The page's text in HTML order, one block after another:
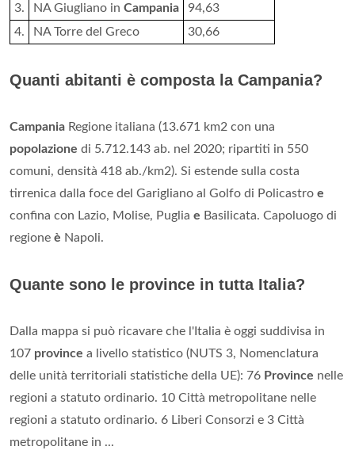
3.
NA Giugliano in Campania
94,63
4.
NA Torre del Greco 30,66
Quanti abitanti è composta la Campania?
Campania Regione italiana (13.671 km2 con una
popolazione di 5.712.143 ab. nel 2020; ripartiti in 550
comuni, densità 418 ab./km2). Si estende sulla costa
tirrenica dalla foce del Garigliano al Golfo di Policastro e
confina con Lazio, Molise, Puglia e Basilicata. Capoluogo di
regione è Napoli.
Quante sono le province in tutta Italia?
Dalla mappa si può ricavare che l'Italia è oggi suddivisa in
107 province a livello statistico (NUTS 3, Nomenclatura
delle unità territoriali statistiche della UE): 76 Province nelle
regioni a statuto ordinario. 10 Città metropolitane nelle
regioni a statuto ordinario. 6 Liberi Consorzi e 3 Città
metropolitane in ...